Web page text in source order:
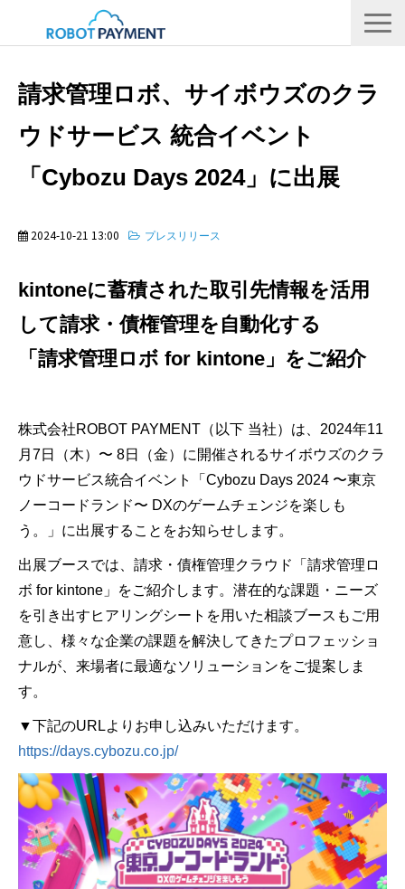
CVC
会社情報
IR
請求管理ロボ、サイボウズのクラ
ウドサービス 統合イベント
「Cybozu Days 2024」に出展
2024-10-21 13:00 プレスリリース
kintoneに蓄積された取引先情報を活用
して請求・債権管理を自動化する
「請求管理ロボ for kintone」をご紹介
株式会社ROBOT PAYMENT（以下 当社）は、2024年11
月7日（木）〜 8日（金）に開催されるサイボウズのクラ
ウドサービス統合イベント「Cybozu Days 2024 〜東京
ノーコードランド〜 DXのゲームチェンジを楽しも
う。」に出展することをお知らせします。
出展ブースでは、請求・債権管理クラウド「請求管理ロ
ボ for kintone」をご紹介します。潜在的な課題・ニーズ
を引き出すヒアリングシートを用いた相談ブースもご用
意し、様々な企業の課題を解決してきたプロフェッショ
ナルが、来場者に最適なソリューションをご提案しま
す。
▼下記のURLよりお申し込みいただけます。
https://days.cybozu.co.jp/